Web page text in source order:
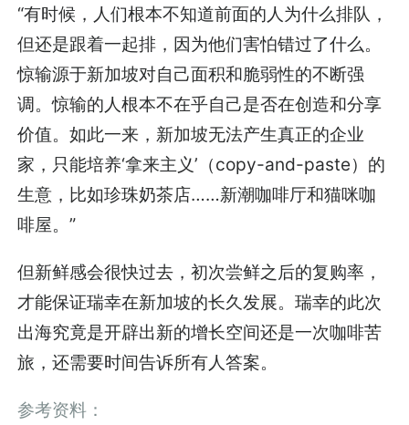
“有时候，人们根本不知道前面的人为什么排队，
但还是跟着一起排，因为他们害怕错过了什么。
惊输源于新加坡对自己面积和脆弱性的不断强
调。惊输的人根本不在乎自己是否在创造和分享
价值。如此一来，新加坡无法产生真正的企业
家，只能培养‘拿来主义’（copy-and-paste）的
生意，比如珍珠奶茶店……新潮咖啡厅和猫咪咖
啡屋。”
但新鲜感会很快过去，初次尝鲜之后的复购率，
才能保证瑞幸在新加坡的长久发展。瑞幸的此次
出海究竟是开辟出新的增长空间还是一次咖啡苦
旅，还需要时间告诉所有人答案。
参考资料：